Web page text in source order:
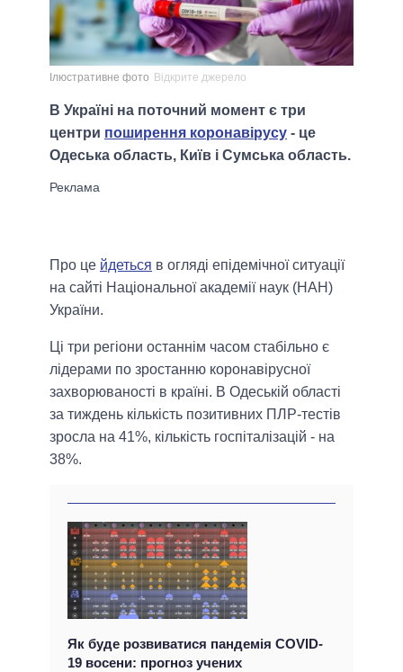
Ілюстративне фото Відкрите джерело
В Україні на поточний момент є три
центри поширення коронавірусу - це
Одеська область, Київ і Сумська область.
Про це йдеться в огляді епідемічної ситуації
на сайті Національної академії наук (НАН)
України.
Ці три регіони останнім часом стабільно є
лідерами по зростанню коронавірусної
захворюваності в країні. В Одеській області
за тиждень кількість позитивних ПЛР-тестів
зросла на 41%, кількість госпіталізацій - на
38%.
Як буде розвиватися пандемія COVID-
19 восени: прогноз учених